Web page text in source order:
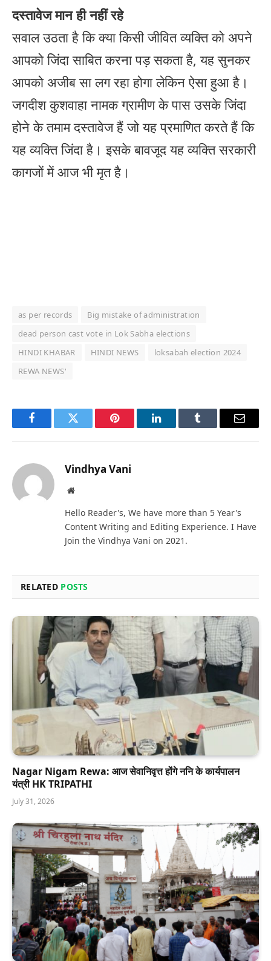
दस्तावेज मान ही नहीं रहे
सवाल उठता है कि क्या किसी जीवित व्यक्ति को अपने
आपको जिंदा साबित करना पड़ सकता है, यह सुनकर
आपको अजीब सा लग रहा होगा लेकिन ऐसा हुआ है।
जगदीश कुशवाहा नामक ग्रामीण के पास उसके जिंदा
होने के तमाम दस्तावेज हैं जो यह प्रमाणित करते हैं कि
यह व्यक्ति जिंदा है। इसके बावजूद यह व्यक्ति सरकारी
कागजों में आज भी मृत है।
as per records
Big mistake of administration
dead person cast vote in Lok Sabha elections
HINDI KHABAR
HINDI NEWS
loksabah election 2024
REWA NEWS'
FacebookTwitter Pinterest LinkedInTumblr Email
Vindhya Vani
Website
Hello Reader's, We have more than 5 Year's
Content Writing and Editing Experience. I Have
Join the Vindhya Vani on 2021.
RELATED POSTS
Nagar Nigam Rewa: आज सेवानिवृत्त होंगे ननि के कार्यपालन
यंत्री HK TRIPATHI
July 31, 2026